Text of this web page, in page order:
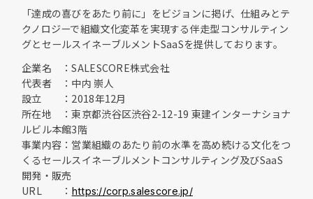
「達成の喜びをあたり前に」をビジョンに掲げ、仕組みとテ
クノロジーで組織文化変革を実現する伴走型コンサルティン
グとセールスイネーブルメントSaaSを提供しております。
企業名 ：SALESCORE株式会社
代表者 ：中内 崇人
設立 ：2018年12月
所在地 ：東京都渋谷区渋谷2-12-19 東建インターナショナ
ルビル本館3階
事業内容：営業組織のあたり前の水準を高め続ける文化をつ
くるセールスイネーブルメントコンサルティング及びSaaS
開発・販売
URL ： https://corp.salescore.jp/